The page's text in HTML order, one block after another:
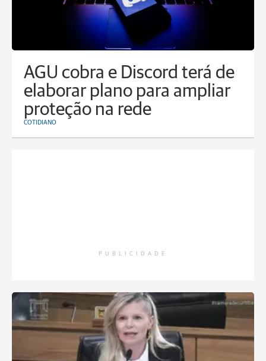
AGU cobra e Discord terá de
elaborar plano para ampliar
proteção na rede
COTIDIANO
PUBLICIDADE